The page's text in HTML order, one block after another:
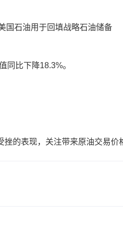
石油用于回填战略石油储备
比下降18.3%。
的表现，关注带来原油交易价